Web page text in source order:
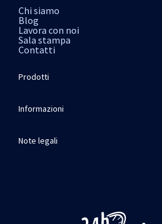
Chi siamo
Blog
Lavora con noi
Sala stampa
Contatti
Prodotti
Informazioni
Note legali